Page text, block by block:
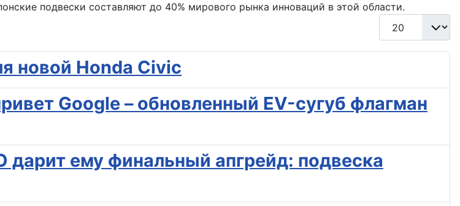
подвески составляют до 40% мирового рынка инноваций в этой области.
Кол-во строк:
новой Honda Civic
Google – обновленный EV-сугуб флагман
дарит ему финальный апгрейд: подвеска